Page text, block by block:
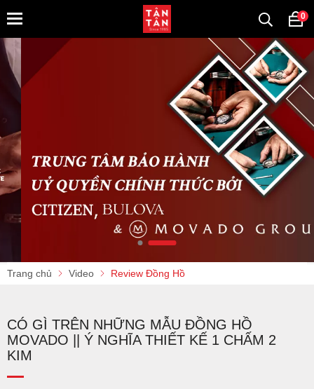
0
Trang chủ Video Review Đồng Hồ
CÓ GÌ TRÊN NHỮNG MẪU ĐỒNG HỒ
MOVADO || Ý NGHĨA THIẾT KẾ 1 CHẤM 2
KIM